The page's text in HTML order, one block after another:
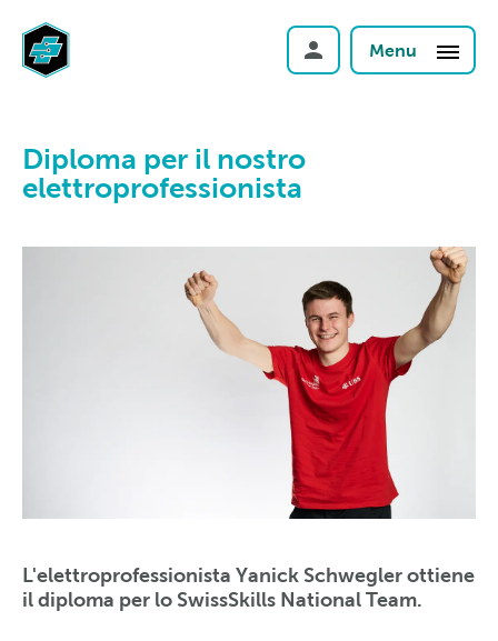
Menu
Diploma per il nostro
elettroprofessionista
L'elettroprofessionista Yanick Schwegler ottiene
il diploma per lo SwissSkills National Team.